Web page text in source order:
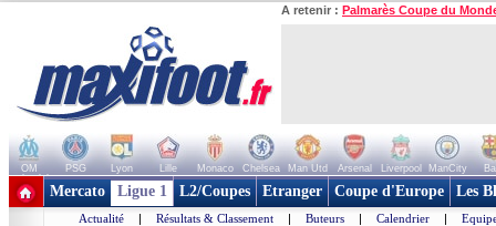
A retenir : Palmarès Coupe du
OM PSG Lyon Lille Monaco Chelsea Man Utd Arsenal Liverpool ManCity
+ de clubs
Mercato Ligue 1 L2/Coupes Etranger Coupe d'Europe Les
Actualité | Résultats & Classement | Buteurs | Calendrier |